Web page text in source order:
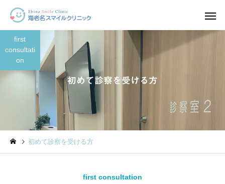
当院紹介
院長あいさつ 三富崇弘医師プロフィ
尿検査
X線検査
初めて診察を受ける方
first
consultati
on
初めて診察を受ける方
first consultation